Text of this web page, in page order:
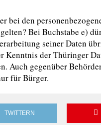
bei den
Bei Buchstabe e)
seiner Daten
Kenntnis der Thüringer
Auch gegenüber
für Bürger.
TWITTERN